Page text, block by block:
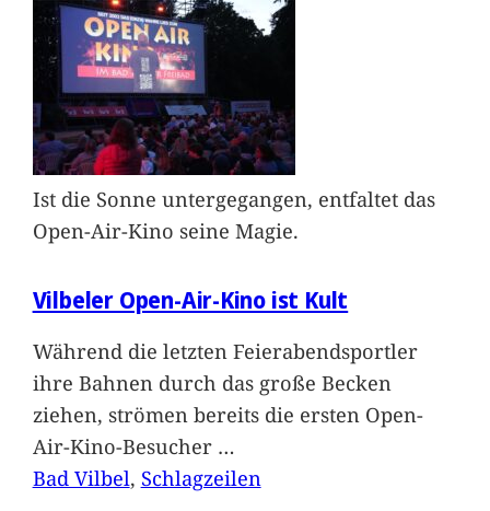
Ist die Sonne untergegangen, entfaltet das
Open-Air-Kino seine Magie.
Vilbeler Open-Air-Kino ist Kult
Während die letzten Feierabendsportler
ihre Bahnen durch das große Becken
ziehen, strömen bereits die ersten Open-
Air-Kino-Besucher …
Bad Vilbel, Schlagzeilen